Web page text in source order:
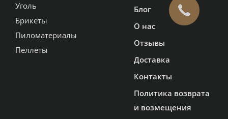
Уголь
Брикеты
Пиломатериалы
Пеллеты
Блог
О нас
Отзывы
Доставка
Контакты
Политика возврата
и возмещения